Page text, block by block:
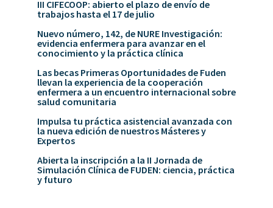
III CIFECOOP: abierto el plazo de envío de
trabajos hasta el 17 de julio
Nuevo número, 142, de NURE Investigación:
evidencia enfermera para avanzar en el
conocimiento y la práctica clínica
Las becas Primeras Oportunidades de Fuden
llevan la experiencia de la cooperación
enfermera a un encuentro internacional sobre
salud comunitaria
Impulsa tu práctica asistencial avanzada con
la nueva edición de nuestros Másteres y
Expertos
Abierta la inscripción a la II Jornada de
Simulación Clínica de FUDEN: ciencia, práctica
y futuro